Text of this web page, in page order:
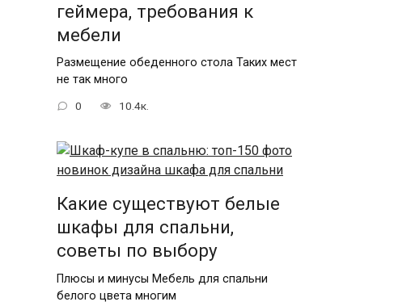
геймера, требования к
мебели
Размещение обеденного стола Таких мест
не так много
0 10.4к.
Какие существуют белые
шкафы для спальни,
советы по выбору
Плюсы и минусы Мебель для спальни
белого цвета многим